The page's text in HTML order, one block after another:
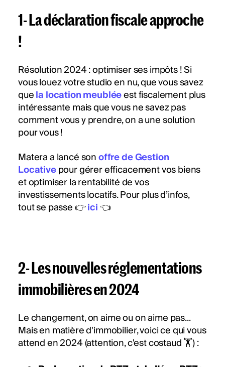
1-La déclaration fiscale approche
!
Résolution 2024 : optimiser ses impôts ! Si
vous louez votre studio en nu, que vous savez
quela location meubléeest fiscalement plus
intéressante mais que vous ne savez pas
comment vous y prendre, on a une solution
pour vous !
Matera a lancé sonoffre de Gestion
Locativepour gérer efficacement vos biens
et optimiser la rentabilité de vos
investissements locatifs. Pour plus d’infos,
tout se passe 👉ici👈
2- Les nouvelles réglementations
immobilières en 2024
Le changement, on aime ou on aime pas...
Mais en matière d'immobilier, voici ce qui vous
attend en 2024 (attention, c'est costaud 🏋️) :